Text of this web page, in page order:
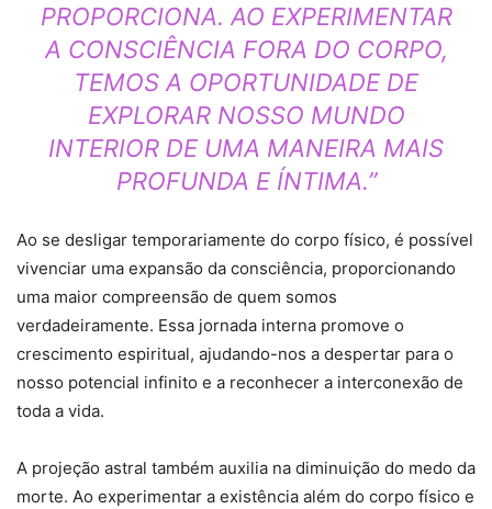
PROPORCIONA. AO EXPERIMENTAR
A CONSCIÊNCIA FORA DO CORPO,
TEMOS A OPORTUNIDADE DE
EXPLORAR NOSSO MUNDO
INTERIOR DE UMA MANEIRA MAIS
PROFUNDA E ÍNTIMA.”
Ao se desligar temporariamente do corpo físico, é possível
vivenciar uma expansão da consciência, proporcionando
uma maior compreensão de quem somos
verdadeiramente. Essa jornada interna promove o
crescimento espiritual, ajudando-nos a despertar para o
nosso potencial infinito e a reconhecer a interconexão de
toda a vida.
A projeção astral também auxilia na diminuição do medo da
morte. Ao experimentar a existência além do corpo físico e